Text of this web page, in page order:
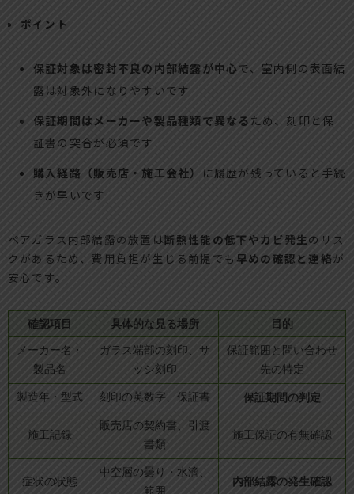
ポイント
保証対象は密封不良の内部結露が中心で、室内側の表面結
露は対象外になりやすいです
保証期間はメーカーや製品種類で異なる ため、刻印と保
証書の突合が必須です
購入経路（販売店・施工会社）
に履歴が残っていると手続
きが早いです
ペアガラス内部結露の放置は断熱性能の低下やカビ発生のリス
クがあるため、費用負担が生じる前提でも早めの確認と連絡が
安心です。
確認項目 具体的な見る場所 目的
メーカー名・
製品名
ガラス端部の刻印、サ
ッシ刻印
保証範囲と問い合わせ
先の特定
製造年・型式 刻印の英数字、保証書 保証期間の判定
施工記録
販売店の契約書、引渡
書類
施工保証の有無確認
症状の状態
中空層の曇り・水滴、
範囲
内部結露の発生確認